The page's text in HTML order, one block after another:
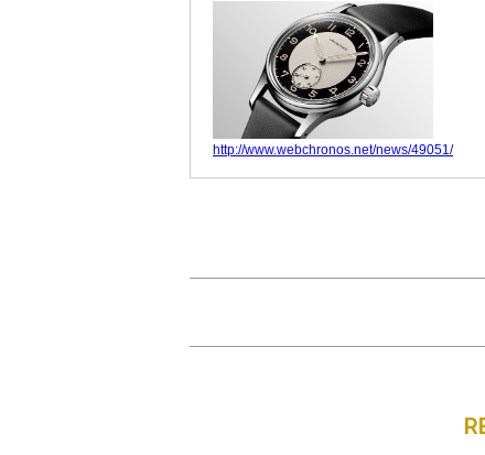
http://www.webchronos.net/news/49051/